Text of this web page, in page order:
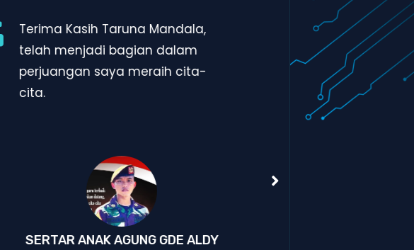
SERTAR ANAK AGUNG GDE ALDY
Terima Kasih Taruna Mandala,
telah menjadi bagian dalam
perjuangan saya meraih cita-
cita.